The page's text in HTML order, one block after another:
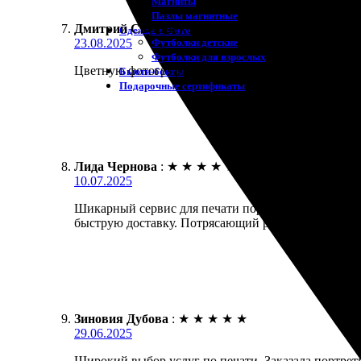
Пазлы магнитные
Одежда с Фото
Футболки детские
Футболки для взрослых
Бьюти-боксы
Подарочные сертификаты
Дмитрий Свешников
23.08.2025
Цветную фотографию распечатали быстро и
Лида Чернова : ★ ★ ★ ★ ★
10.07.2025
Шикарный сервис для печати портретов! Заказала
быструю доставку. Потрясающий результат, всем
Зиновия Дубова : ★ ★ ★ ★ ★
29.06.2025